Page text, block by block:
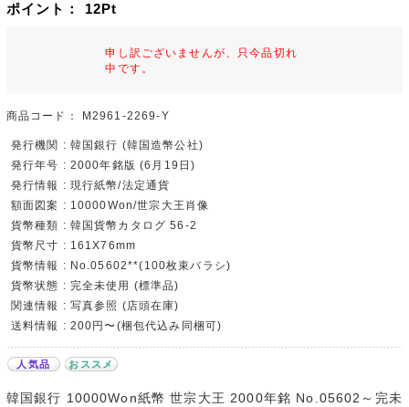
ポイント： 12Pt
申し訳ございませんが、只今品切れ
中です。
商品コード： M2961-2269-Y
発行機関 : 韓国銀行 (韓国造幣公社)
発行年号 : 2000年銘版 (6月19日)
発行情報 : 現行紙幣/法定通貨
額面図案 : 10000Won/世宗大王肖像
貨幣種類 : 韓国貨幣カタログ 56-2
貨幣尺寸 : 161X76mm
貨幣情報 : No.05602**(100枚束バラシ)
貨幣状態 : 完全未使用 (標準品)
関連情報 : 写真参照 (店頭在庫)
送料情報 : 200円〜(梱包代込み同梱可)
人気品 おススメ
韓国銀行 10000Won紙幣 世宗大王 2000年銘 No.05602～完未